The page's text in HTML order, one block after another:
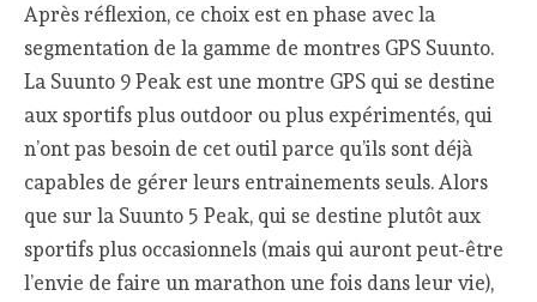
Après réflexion, ce choix est en phase avec la
segmentation de la gamme de montres GPS Suunto.
La Suunto 9 Peak est une montre GPS qui se destine
aux sportifs plus outdoor ou plus expérimentés, qui
n’ont pas besoin de cet outil parce qu’ils sont déjà
capables de gérer leurs entrainements seuls. Alors
que sur la Suunto 5 Peak, qui se destine plutôt aux
sportifs plus occasionnels (mais qui auront peut-être
l’envie de faire un marathon une fois dans leur vie),